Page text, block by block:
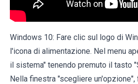
Windows 10: Fare clic sul logo di
l'icona di alimentazione. Nel menu
il sistema" tenendo premuto il tasto
Nella finestra "scegliere